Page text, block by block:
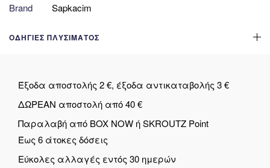
Brand Sapkacim
ΟΔΗΓΊΕΣ ΠΛΥΣΊΜΑΤΟΣ
Έξοδα αποστολής 2 €, έξοδα αντικαταβολής 3 €
ΔΩΡΕΑΝ αποστολή από 40 €
Παραλαβή από BOX NOW ή SKROUTZ Point
Έως 6 άτοκες δόσεις
Εύκολες αλλαγές εντός 30 ημερών